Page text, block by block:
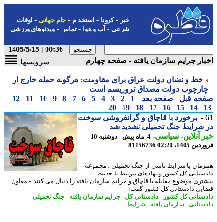
-کرونا-استخدام- جام جهانی-اوقات
شرعی-آب و هوا-تماس-ویدئوهای ورزشی
00:36 | 1405/5/15
جرایم سازمان یافته - صفحه چهارم
سرویسها
خط و نشان دولت عراق برای مقاومت: هرگونه حمله خارج از
دولت مصداق تروریسم است
قبل صفحه بعد 1
2
3
4
5
6
7
8
9
10
11
12
14
15
16
17
18
19
20
برخورد با قاچاق و گرانفروشی سوخت
شرایط جنگ تحمیلی تشدید شد
آنلاین-سیاسی-
4 ماه پیش - دوشنبه 10
1405، 02:20
81156736
با شرایط ناشی از جنگ تحمیلی ، مجموعه
کل کشور و نهادهای مرتبط با جدیت
موضوع مقابله با قاچاق و جرایم سازمان یافته را دنبال می کنند. - معاون
دادستانی کل کشور گفت:
کل کشور-دادستانی کل -جرایم سازمان یافته -جنگ تحمیلی-
-سازمان یافته -شرایط